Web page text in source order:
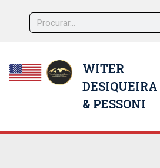
WITER
DESIQUEIRA
& PESSONI